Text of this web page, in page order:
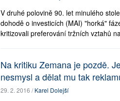
V druhé polovině 90. let minulého
dohodě o investicích (MAI) "horká"
kritizovali preferování tržních vztahů
Na kritiku Zemana je pozdě.
nesmysl a dělat mu tak
29. 2. 2016 /Karel Dolejší